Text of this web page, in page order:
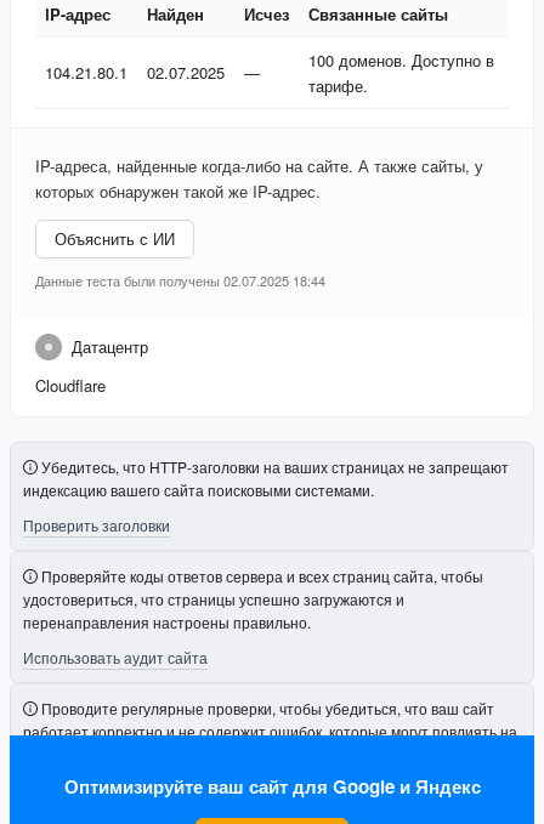
IP-адрес Найден Исчез
Связанные сайты
Связанные сайты
104.21.80.1
02.07.2025 —
100 доменов. Доступно в
тарифе.
IP-адреса, найденные когда-либо на сайте. А также сайты, у
которых обнаружен такой же IP-адрес.
Объяснить с ИИ
Данные теста были получены 02.07.2025 18:44
Датацентр
Cloudflare
Убедитесь, что HTTP-заголовки на ваших страницах не запрещают
индексацию вашего сайта поисковыми системами.
Проверить заголовки
Проверяйте коды ответов сервера и всех страниц сайта, чтобы
удостовериться, что страницы успешно загружаются и
перенаправления настроены правильно.
Использовать аудит сайта
Проводите регулярные проверки, чтобы убедиться, что ваш сайт
работает корректно и не содержит ошибок, которые могут повлиять на
Подключить проект
Оптимизируйте ваш сайт для Google и Яндекс